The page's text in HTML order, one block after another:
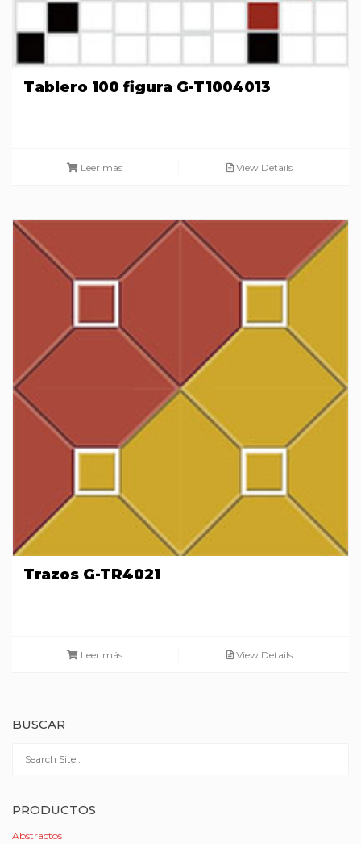
Tablero 100 figura G-T1004013
Leer más View Details
Trazos G-TR4021
Leer más View Details
BUSCAR
PRODUCTOS
Abstractos